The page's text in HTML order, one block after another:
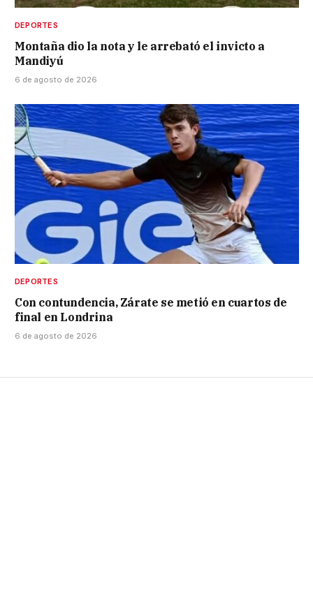
DEPORTES
Montaña dio la nota y le arrebató el invicto a
Mandiyú
6 de agosto de 2026
DEPORTES
Con contundencia, Zárate se metió en cuartos de
final en Londrina
6 de agosto de 2026